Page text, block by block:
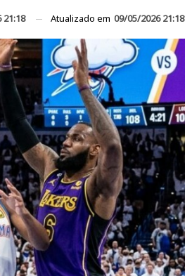
21:18 Atualizado em 09/05/2026 21:18